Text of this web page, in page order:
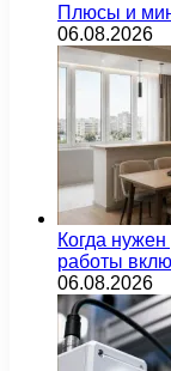
Плюсы и
06.08.2026
Когда
работы
06.08.2026